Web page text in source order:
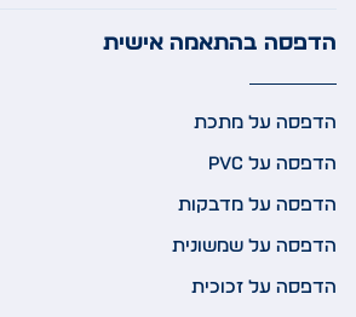
הדפסה בהתאמה אישית
הדפסה על מתכת
הדפסה על PVC
הדפסה על מדבקות
הדפסה על שמשונית
הדפסה על זכוכית